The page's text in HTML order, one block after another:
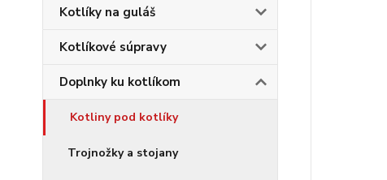
Kotlíky na guláš
Kotlíkové súpravy
Doplnky ku kotlíkom
Kotliny pod kotlíky
Trojnožky a stojany